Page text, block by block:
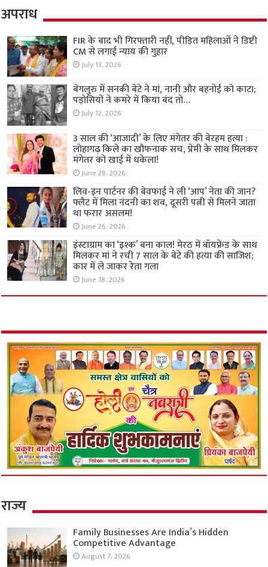
अपराध
FIR के बाद भी गिरफ्तारी नहीं, पीड़ित महिलाओं ने डिप्टी
CM से लगाई न्याय की गुहार
July 13, 2026
बेंगलुरु में सनकी बेटे ने मां, नानी और बहनोई को काटा;
पड़ोसियों ने कमरे में किया बंद तो…
July 12, 2026
3 साल की ‘आजादी’ के लिए मंगेतर की बेरहम हत्या :
लोहागढ़ किले का खौफनाक सच, प्रेमी के साथ मिलकर
मंगेतर को खाई में धकेला!
June 28, 2026
लिव-इन पार्टनर की बेवफाई ने ली ‘आप’ नेता की जान?
फ्लैट में मिला नंदनी का शव, दूसरी पत्नी से मिलने जाता
था फरार असलम!
June 26, 2026
इंस्टाग्राम का ‘इश्क’ बना काल! मेरठ में बॉयफ्रेंड के साथ
मिलकर मां ने रची 7 साल के बेटे की हत्या की साजिश;
कार में ले जाकर रेता गला
June 18, 2026
राज्य
Family Businesses Are India’s Hidden
Competitive Advantage
August 7, 2026